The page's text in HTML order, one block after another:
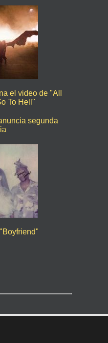
el video de "All
To Hell"
segunda